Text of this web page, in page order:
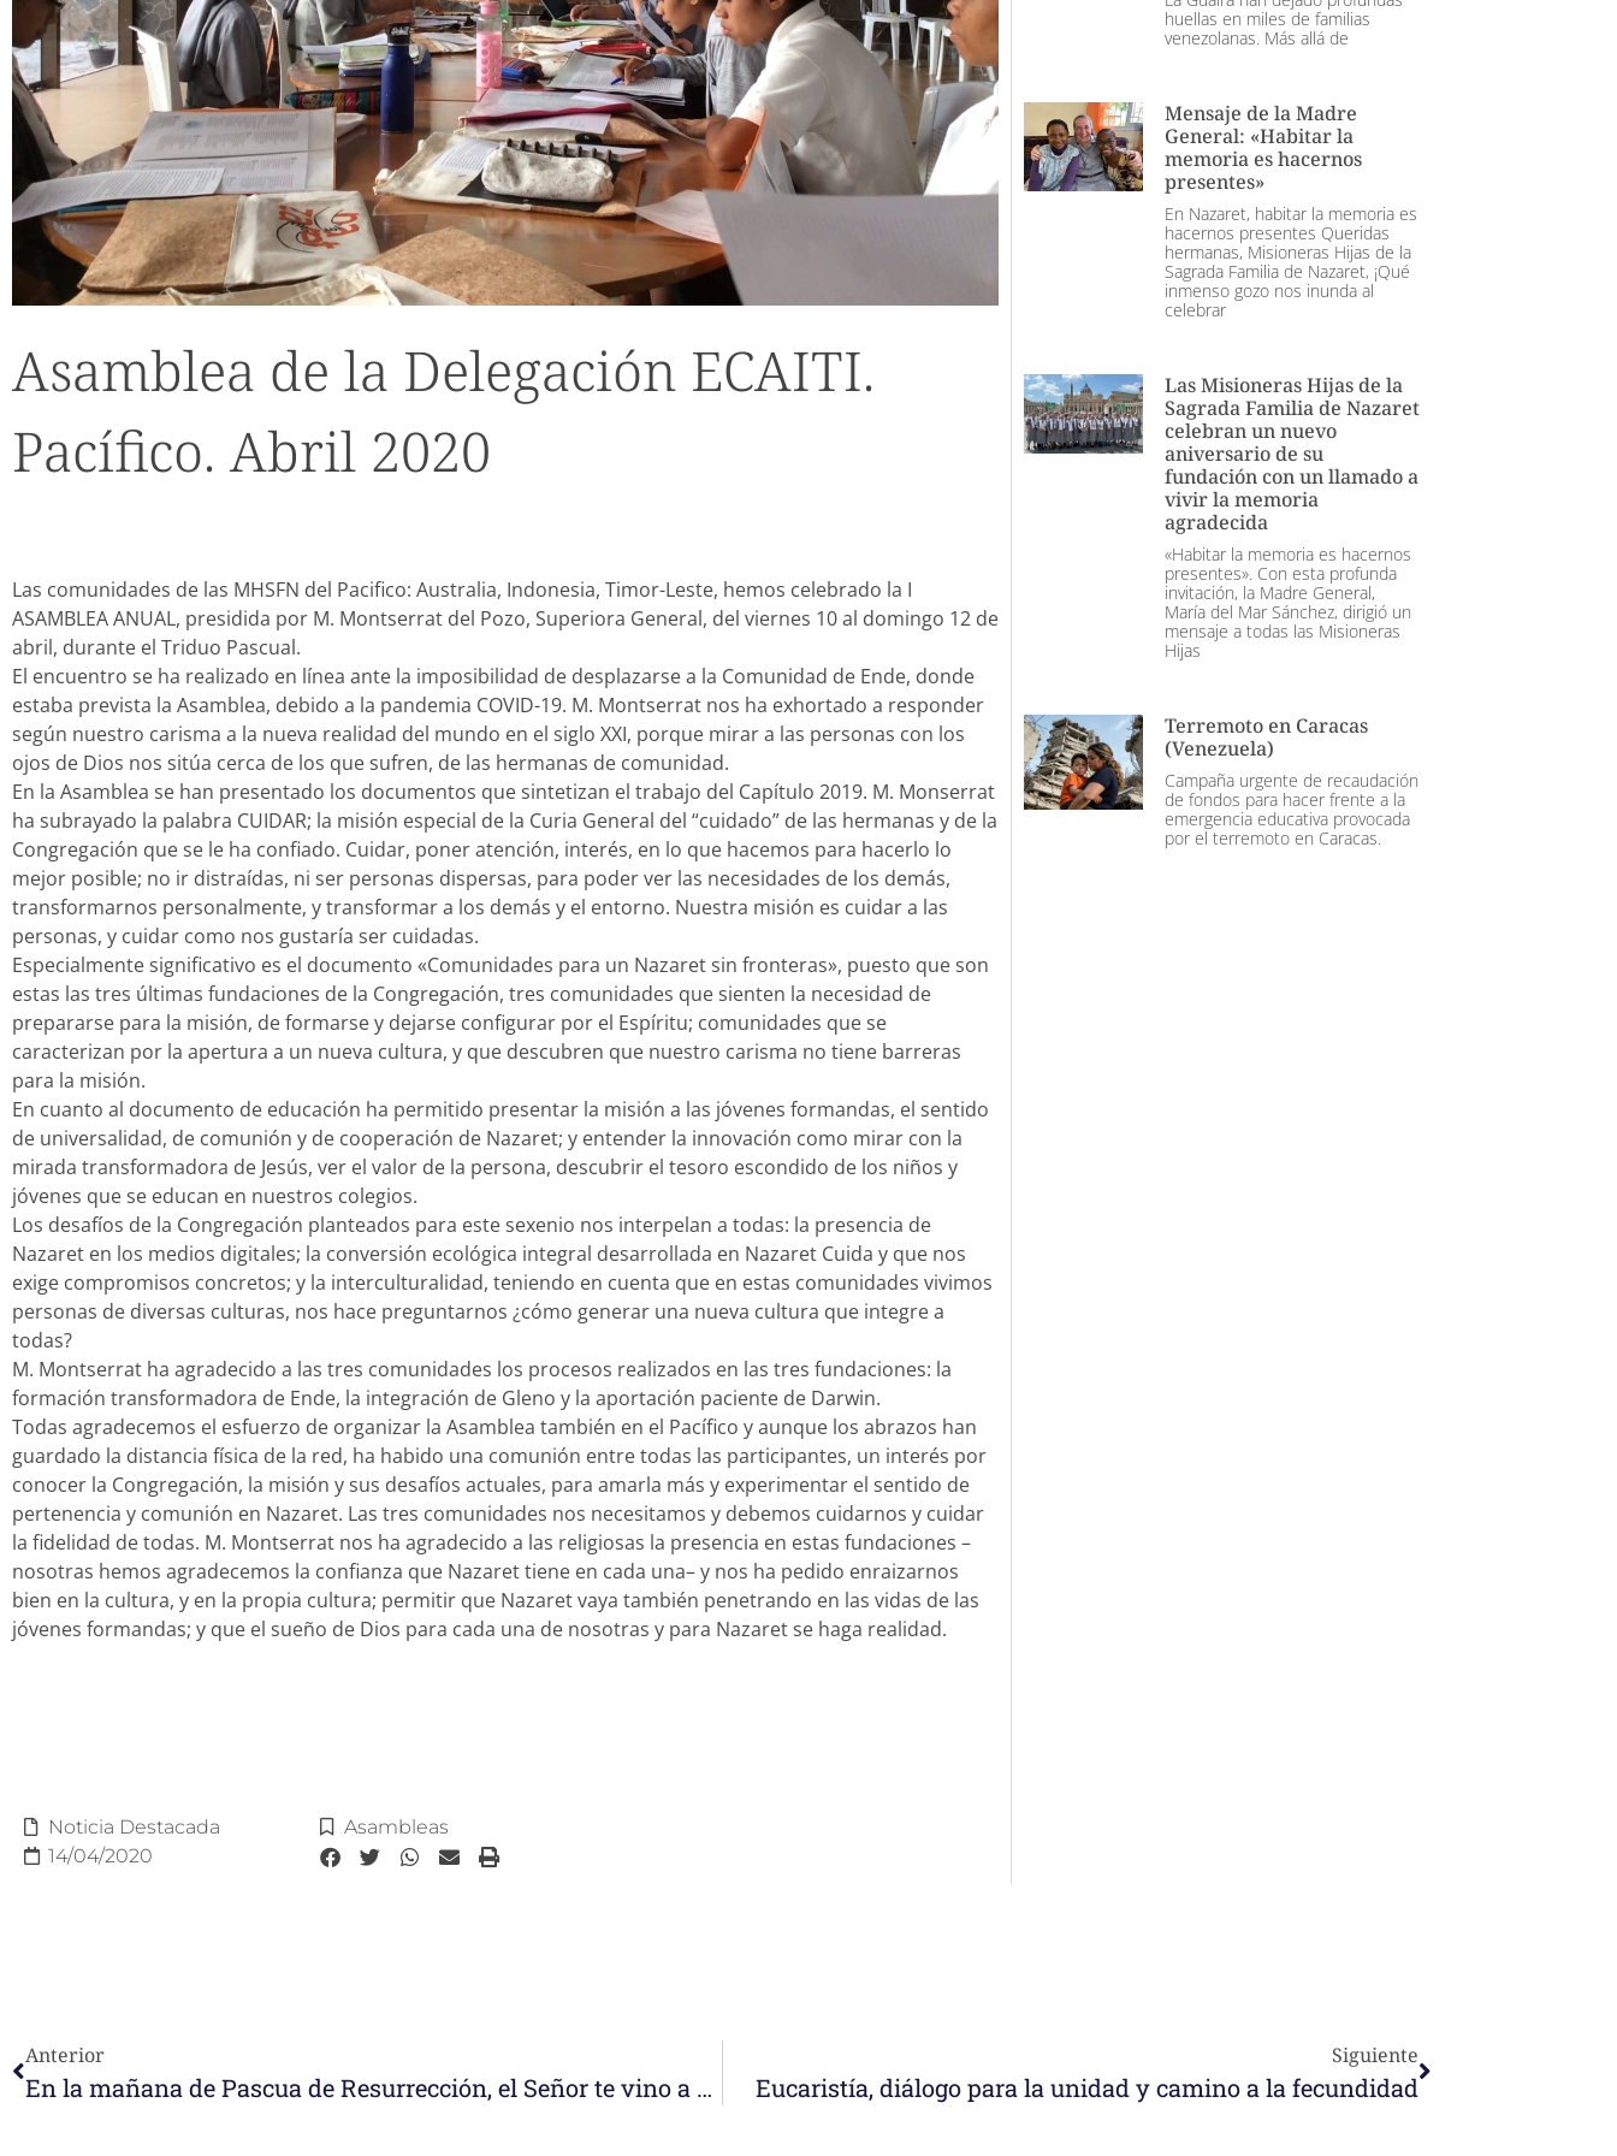
Asamblea de la Delegación ECAITI.
Pacífico. Abril 2020
Las comunidades de las MHSFN del Pacifico: Australia, Indonesia, Timor-Leste, hemos celebrado la I
ASAMBLEA ANUAL, presidida por M. Montserrat del Pozo, Superiora General, del viernes 10 al domingo 12 de
abril, durante el Triduo Pascual.
El encuentro se ha realizado en línea ante la imposibilidad de desplazarse a la Comunidad de Ende, donde
estaba prevista la Asamblea, debido a la pandemia COVID-19. M. Montserrat nos ha exhortado a responder
según nuestro carisma a la nueva realidad del mundo en el siglo XXI, porque mirar a las personas con los
ojos de Dios nos sitúa cerca de los que sufren, de las hermanas de comunidad.
En la Asamblea se han presentado los documentos que sintetizan el trabajo del Capítulo 2019. M. Monserrat
ha subrayado la palabra CUIDAR; la misión especial de la Curia General del “cuidado” de las hermanas y de la
Congregación que se le ha confiado. Cuidar, poner atención, interés, en lo que hacemos para hacerlo lo
mejor posible; no ir distraídas, ni ser personas dispersas, para poder ver las necesidades de los demás,
transformarnos personalmente, y transformar a los demás y el entorno. Nuestra misión es cuidar a las
personas, y cuidar como nos gustaría ser cuidadas.
Especialmente significativo es el documento «Comunidades para un Nazaret sin fronteras», puesto que son
estas las tres últimas fundaciones de la Congregación, tres comunidades que sienten la necesidad de
prepararse para la misión, de formarse y dejarse configurar por el Espíritu; comunidades que se
caracterizan por la apertura a un nueva cultura, y que descubren que nuestro carisma no tiene barreras
para la misión.
En cuanto al documento de educación ha permitido presentar la misión a las jóvenes formandas, el sentido
de universalidad, de comunión y de cooperación de Nazaret; y entender la innovación como mirar con la
mirada transformadora de Jesús, ver el valor de la persona, descubrir el tesoro escondido de los niños y
jóvenes que se educan en nuestros colegios.
Los desafíos de la Congregación planteados para este sexenio nos interpelan a todas: la presencia de
Nazaret en los medios digitales; la conversión ecológica integral desarrollada en Nazaret Cuida y que nos
exige compromisos concretos; y la interculturalidad, teniendo en cuenta que en estas comunidades vivimos
personas de diversas culturas, nos hace preguntarnos ¿cómo generar una nueva cultura que integre a
todas?
M. Montserrat ha agradecido a las tres comunidades los procesos realizados en las tres fundaciones: la
formación transformadora de Ende, la integración de Gleno y la aportación paciente de Darwin.
Todas agradecemos el esfuerzo de organizar la Asamblea también en el Pacífico y aunque los abrazos han
guardado la distancia física de la red, ha habido una comunión entre todas las participantes, un interés por
conocer la Congregación, la misión y sus desafíos actuales, para amarla más y experimentar el sentido de
pertenencia y comunión en Nazaret. Las tres comunidades nos necesitamos y debemos cuidarnos y cuidar
la fidelidad de todas. M. Montserrat nos ha agradecido a las religiosas la presencia en estas fundaciones –
nosotras hemos agradecemos la confianza que Nazaret tiene en cada una– y nos ha pedido enraizarnos
bien en la cultura, y en la propia cultura; permitir que Nazaret vaya también penetrando en las vidas de las
jóvenes formandas; y que el sueño de Dios para cada una de nosotras y para Nazaret se haga realidad.
Noticia Destacada
14/04/2020
Asambleas
huellas en miles de familias
venezolanas. Más allá de
Mensaje de la Madre
General: «Habitar la
memoria es hacernos
presentes»
En Nazaret, habitar la memoria es
hacernos presentes Queridas
hermanas, Misioneras Hijas de la
Sagrada Familia de Nazaret, ¡Qué
inmenso gozo nos inunda al
celebrar
Las Misioneras Hijas de la
Sagrada Familia de Nazaret
celebran un nuevo
aniversario de su
fundación con un llamado a
vivir la memoria
agradecida
«Habitar la memoria es hacernos
presentes». Con esta profunda
invitación, la Madre General,
María del Mar Sánchez, dirigió un
mensaje a todas las Misioneras
Hijas
Terremoto en Caracas
(Venezuela)
Campaña urgente de recaudación
de fondos para hacer frente a la
emergencia educativa provocada
por el terremoto en Caracas.
Anterior
En la mañana de Pascua de Resurrección, el Señor te vino a buscar, M. Inmaculada
Siguiente
Eucaristía, diálogo para la unidad y camino a la fecundidad